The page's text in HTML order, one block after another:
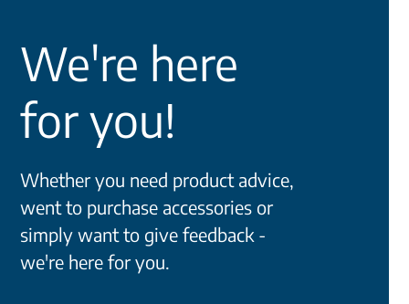
We're here
for you!
Whether you need product advice,
went to purchase accessories or
simply want to give feedback -
we're here for you.